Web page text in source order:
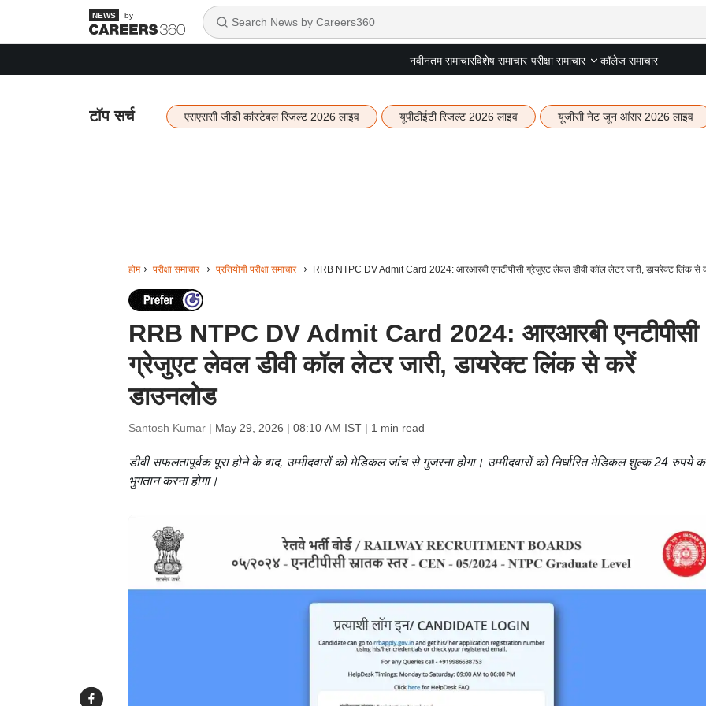
by
नवीनतम समाचारविशेष समाचार परीक्षा समाचार कॉलेज समाचार
टॉप सर्च एसएससी जीडी कांस्टेबल रिजल्ट 2026 लाइव यूपीटीईटी रिजल्ट 2026 लाइव यूजीसी नेट जून आंसर 2026 लाइव
होम परीक्षा समाचार प्रतियोगी परीक्षा समाचार RRB NTPC DV Admit Card 2024: आरआरबी एनटीपीसी ग्रेजुएट लेवल डीवी कॉल लेटर जारी, डायरेक्ट लिंक से
RRB NTPC DV Admit Card 2024: आरआरबी एनटीपीसी
ग्रेजुएट लेवल डीवी कॉल लेटर जारी, डायरेक्ट लिंक से करें
डाउनलोड
Santosh Kumar | May 29, 2026 | 08:10 AM IST| 1 min read
डीवी सफलतापूर्वक पूरा होने के बाद, उम्मीदवारों को मेडिकल जांच से गुजरना होगा। उम्मीदवारों को निर्धारित मेडिकल शुल्क 24 रुपये
भुगतान करना होगा।